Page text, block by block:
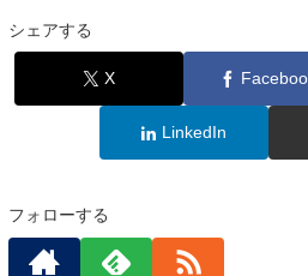
シェアする
X
LinkedIn
フォローする